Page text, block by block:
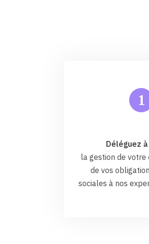
1
Déléguez
la gestion de
de vos
sociales à nos